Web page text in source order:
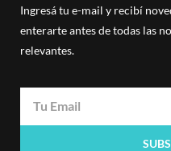
Ingresá tu e-mail y recibí
enterarte antes de todas las
relevantes.